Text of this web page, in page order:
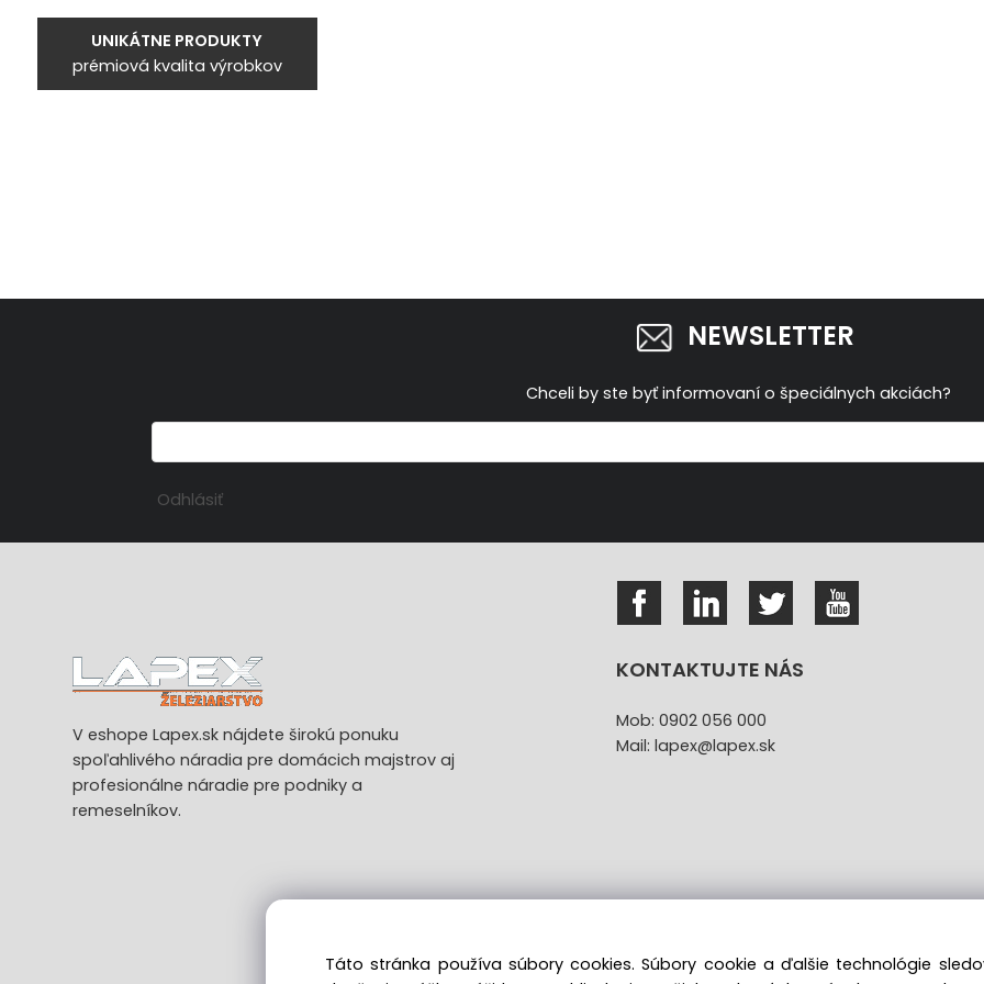
UNIKÁTNE PRODUKTY
prémiová kvalita výrobkov
NEWSLETTER
Chceli by ste byť informovaní o špeciálnych akciách?
Odhlásiť
V eshope Lapex.sk nájdete širokú ponuku
spoľahlivého náradia pre domácich majstrov aj
profesionálne náradie pre podniky a
remeselníkov.
KONTAKTUJTE NÁS
Mob: 0902 056 000
Mail: lapex@lapex.sk
Táto stránka používa súbory cookies. Súbory cookie a ďalšie technológie